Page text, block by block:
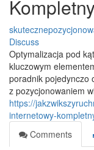
Discuss
Optymalizacja pod
kluczowym
poradnik pojedynczo
z pozycjonowaniem
https://
internetowy-
Comments